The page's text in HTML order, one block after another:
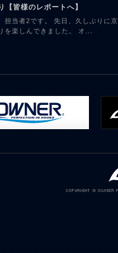
【皆様のレポートへ】
担当者2です。 先日、久しぶりに
を楽しんできました。 オ...